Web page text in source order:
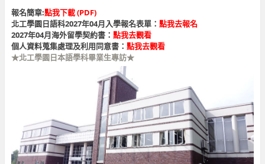
報名簡章:點我下載 (PDF)
北工學園日語科2027年04月入學報名表單： 點我去報名
2027年04月海外留學契約書： 點我去觀看
個人資料蒐集處理及利用同意書： 點我去觀看
★北工學園日本語學科畢業生專訪★